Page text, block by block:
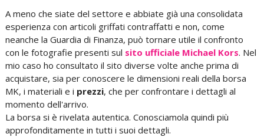
A meno che siate del settore e abbiate già una consolidata
esperienza con articoli griffati contraffatti e non, come
neanche la Guardia di Finanza, può tornare utile il confronto
con le fotografie presenti sul sito ufficiale Michael Kors. Nel
mio caso ho consultato il sito diverse volte anche prima di
acquistare, sia per conoscere le dimensioni reali della borsa
MK, i materiali e i prezzi, che per confrontare i dettagli al
momento dell'arrivo.
La borsa si è rivelata autentica. Conosciamola quindi più
approfonditamente in tutti i suoi dettagli.